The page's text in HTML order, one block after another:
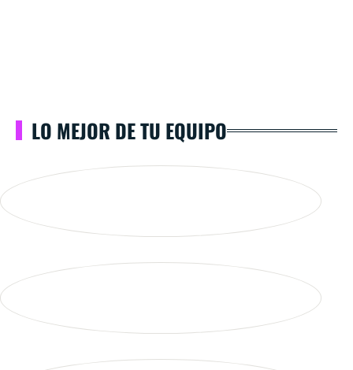
LO MEJOR DE TU EQUIPO